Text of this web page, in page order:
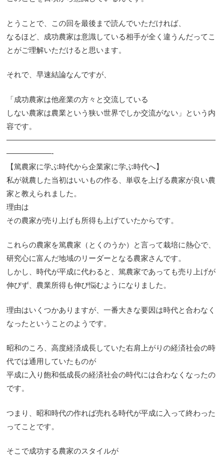
とうことで、この回を最後まで読んでいただければ、
なるほど、成功農家は意識している相手が全く違うんだってこ
とがご理解いただけると思います。
それで、早速結論なんですが、
「成功農家は他産業の方々と交流している
しない農家は農業という狭い世界でしか交流がない」という内
容です。
————————————————————————————
——————-
【篤農家に学ぶ時代から企業家に学ぶ時代へ】
私が就農した当初はいいもの作る、単収を上げる農家が良い農
家と教えられました。
理由は
その農家が売り上げも所得も上げていたからです。
これらの農家を篤農家（とくのうか）と言って栽培に熱心で、
研究心に富んだ地域のリーダーとなる農家さんです。
しかし、時代が平成に代わると、篤農家であっても売り上げが
伸びず、農業所得も伸び悩むようになりました。
理由はいくつかありますが、一番大きな要因は時代と合わなく
なったということのようです。
昭和のころ、高度経済成長していた右肩上がりの経済社会の時
代では通用していたものが
平成に入り飽和低成長の経済社会の時代には合わなくなったの
です。
つまり、昭和時代の作れば売れる時代が平成に入って終わった
ってことです。
そこで成功する農家のスタイルが